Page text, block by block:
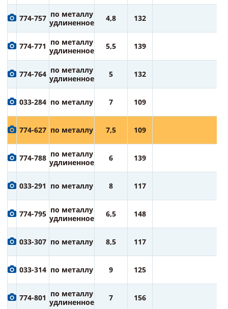
774-757 по металлу
удлиненное
4,8 132
774-771 по металлу
удлиненное
5,5 139
774-764 по металлу
удлиненное
5 132
033-284 по металлу 7 109
774-627 по металлу 7,5 109
774-788 по металлу
удлиненное
6 139
033-291 по металлу 8 117
774-795 по металлу
удлиненное
6,5 148
033-307 по металлу 8,5 117
033-314 по металлу 9 125
774-801 по металлу
удлиненное
7 156